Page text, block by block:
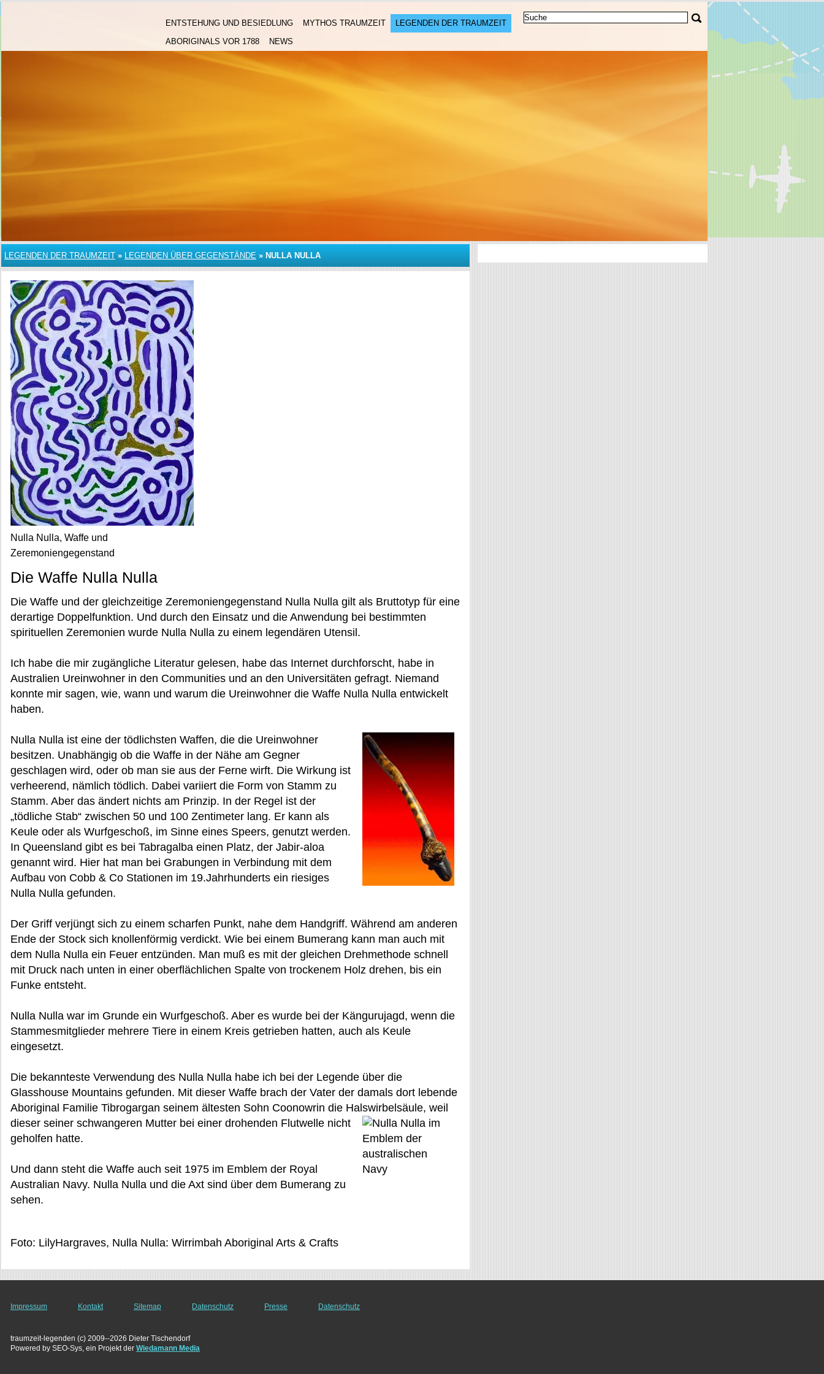
ENTSTEHUNG UND BESIEDLUNG MYTHOS TRAUMZEIT
LEGENDEN DER TRAUMZEIT
ABORIGINALS VOR 1788
NEWS
LEGENDEN DER TRAUMZEIT » LEGENDEN ÜBER GEGENSTÄNDE » NULLA NULLA
Nulla Nulla, Waffe und
Zeremoniengegenstand
Die Waffe Nulla Nulla
Die Waffe und der gleichzeitige Zeremoniengegenstand Nulla Nulla gilt als Bruttotyp für eine
derartige Doppelfunktion. Und durch den Einsatz und die Anwendung bei bestimmten
spirituellen Zeremonien wurde Nulla Nulla zu einem legendären Utensil.
Ich habe die mir zugängliche Literatur gelesen, habe das Internet durchforscht, habe in
Australien Ureinwohner in den Communities und an den Universitäten gefragt. Niemand
konnte mir sagen, wie, wann und warum die Ureinwohner die Waffe Nulla Nulla entwickelt
haben.
Nulla Nulla ist eine der tödlichsten Waffen, die die Ureinwohner
besitzen. Unabhängig ob die Waffe in der Nähe am Gegner
geschlagen wird, oder ob man sie aus der Ferne wirft. Die Wirkung ist
verheerend, nämlich tödlich. Dabei variiert die Form von Stamm zu
Stamm. Aber das ändert nichts am Prinzip. In der Regel ist der
„tödliche Stab“ zwischen 50 und 100 Zentimeter lang. Er kann als
Keule oder als Wurfgeschoß, im Sinne eines Speers, genutzt werden.
In Queensland gibt es bei Tabragalba einen Platz, der Jabir-aloa
genannt wird. Hier hat man bei Grabungen in Verbindung mit dem
Aufbau von Cobb & Co Stationen im 19.Jahrhunderts ein riesiges
Nulla Nulla gefunden.
Der Griff verjüngt sich zu einem scharfen Punkt, nahe dem Handgriff. Während am anderen
Ende der Stock sich knollenförmig verdickt. Wie bei einem Bumerang kann man auch mit
dem Nulla Nulla ein Feuer entzünden. Man muß es mit der gleichen Drehmethode schnell
mit Druck nach unten in einer oberflächlichen Spalte von trockenem Holz drehen, bis ein
Funke entsteht.
Nulla Nulla war im Grunde ein Wurfgeschoß. Aber es wurde bei der Kängurujagd, wenn die
Stammesmitglieder mehrere Tiere in einem Kreis getrieben hatten, auch als Keule
eingesetzt.
Die bekannteste Verwendung des Nulla Nulla habe ich bei der Legende über die
Glasshouse Mountains gefunden. Mit dieser Waffe brach der Vater der damals dort lebende
Aboriginal Familie Tibrogargan seinem ältesten Sohn Coonowrin die Halswirbelsäule, weil
dieser seiner schwangeren Mutter bei einer drohenden Flutwelle nicht
geholfen hatte.
Und dann steht die Waffe auch seit 1975 im Emblem der Royal
Australian Navy. Nulla Nulla und die Axt sind über dem Bumerang zu
sehen.
Foto: LilyHargraves, Nulla Nulla: Wirrimbah Aboriginal Arts & Crafts
Impressum Kontakt Sitemap Datenschutz Presse Datenschutz
traumzeit-legenden (c) 2009--2026 Dieter Tischendorf
Powered by SEO-Sys, ein Projekt der Wiedamann Media